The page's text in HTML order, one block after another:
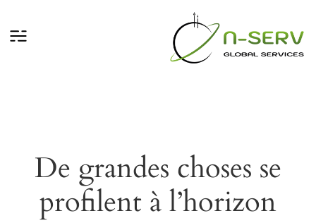
De grandes choses se
profilent à l’horizon